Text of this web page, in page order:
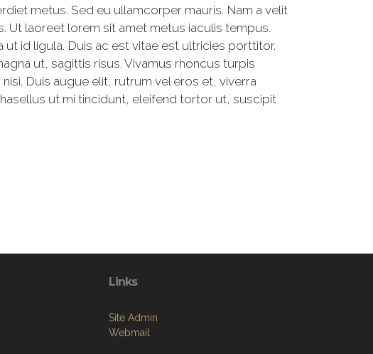
metus. Sed eu ullamcorper mauris. Nam a velit
Ut laoreet lorem sit amet metus iaculis tempus.
id ligula. Duis ac est vitae est ultricies porttitor.
ut, sagittis risus. Vivamus rhoncus turpis
Duis augue elit, rutrum vel eros et, viverra
ut mi tincidunt, eleifend tortor ut, suscipit
Links
Site Admin
Webmail